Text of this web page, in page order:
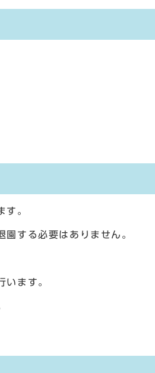
す。
する必要はありません。
ます。